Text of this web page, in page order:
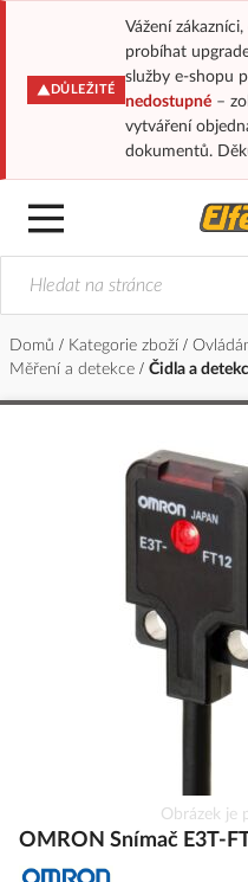
DŮLEŽITÉ
Vážení
probíhat
služby e-shopu
nedostupné–
vytváření
dokumentů.
Domů Kategorie zboží
Měření a detekce
Čidla a
na
Obrázek je
OMRON Snímač E3T-